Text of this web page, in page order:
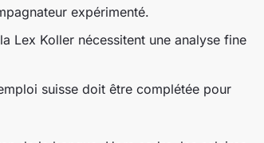
expérimenté.
Lex Koller nécessitent une analyse fine
suisse doit être complétée pour